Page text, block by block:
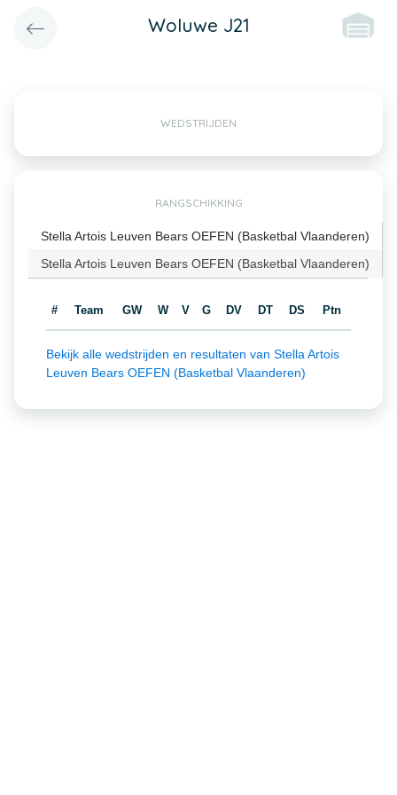
Woluwe J21
WEDSTRIJDEN
RANGSCHIKKING
Stella Artois Leuven Bears OEFEN (Basketbal Vlaanderen)
Stella Artois Leuven Bears OEFEN (Basketbal Vlaanderen)
# Team GW W V G DV DT DS Ptn
Bekijk alle wedstrijden en resultaten van Stella Artois
Leuven Bears OEFEN (Basketbal Vlaanderen)